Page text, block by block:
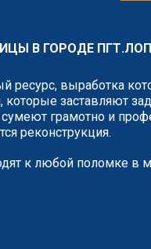
В ГОРОДЕ
ресурс, выработка
заставляют
грамотно и
реконструкция.
к любой поломке в